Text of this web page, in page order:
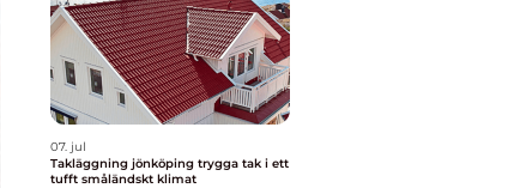
07. jul
Takläggning jönköping trygga tak i ett
tufft småländskt klimat